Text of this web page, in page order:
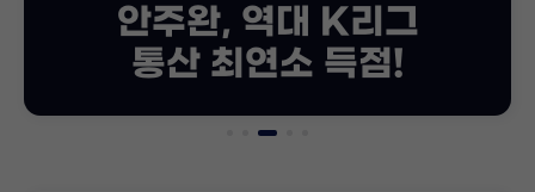
안주완, 역대 K리그
통산 최연소 득점!